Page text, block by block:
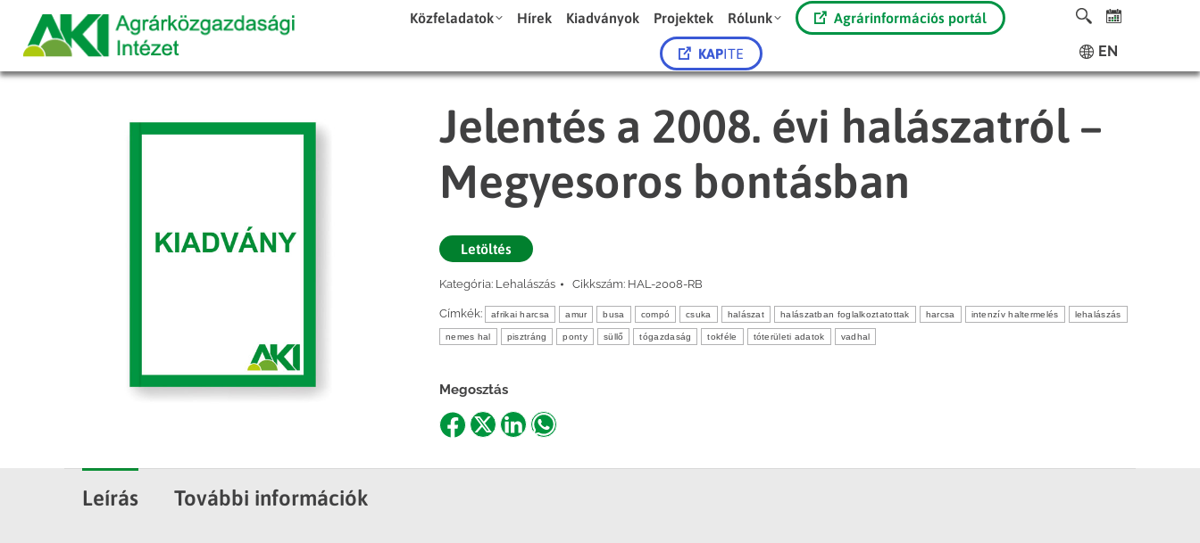
Közfeladatok Hírek Kiadványok Projektek Rólunk Agrárinformációs portál
KAPITE EN
Jelentés a 2008. évi halászatról –
Megyesoros bontásban
Letöltés
Kategória: Lehalászás Cikkszám: HAL-2008-RB
Címkék: afrikai harcsa amur busa compó csuka halászat halászatban foglalkoztatottak harcsa intenzív haltermelés lehalászás
nemes hal pisztráng ponty süllő tógazdaság tokféle tóterületi adatok vadhal
Megosztás
ShareShareShareShare
Leírás További információk